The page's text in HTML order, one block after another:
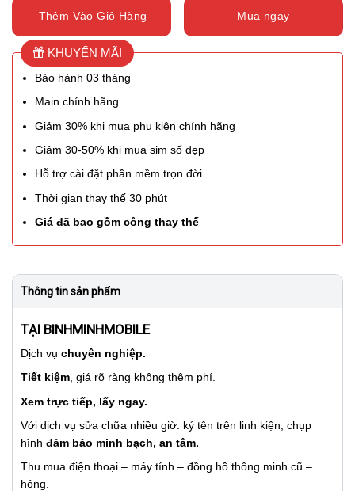
Thêm Vào Giỏ Hàng Mua ngay
KHUYẾN MÃI
Bảo hành 03 tháng
Main chính hãng
Giảm 30% khi mua phụ kiện chính hãng
Giảm 30-50% khi mua sim số đẹp
Hỗ trợ cài đặt phần mềm trọn đời
Thời gian thay thế 30 phút
Giá đã bao gồm công thay thế
Thông tin sản phẩm
TẠI BINHMINHMOBILE
Dịch vụ chuyên nghiệp.
Tiết kiệm, giá rõ ràng không thêm phí.
Xem trực tiếp, lấy ngay.
Với dịch vụ sửa chữa nhiều giờ: ký tên trên linh kiện, chụp
hình đảm bảo minh bạch, an tâm.
Thu mua điện thoại – máy tính – đồng hồ thông minh cũ –
hỏng.